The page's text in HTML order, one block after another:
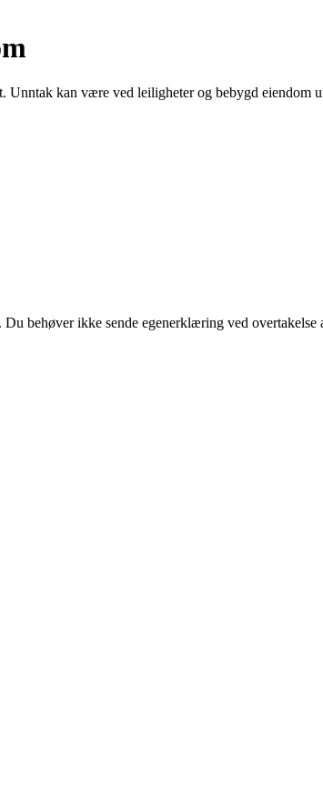
Unntak kan være ved leiligheter og bebygd eiendom
behøver ikke sende egenerklæring ved